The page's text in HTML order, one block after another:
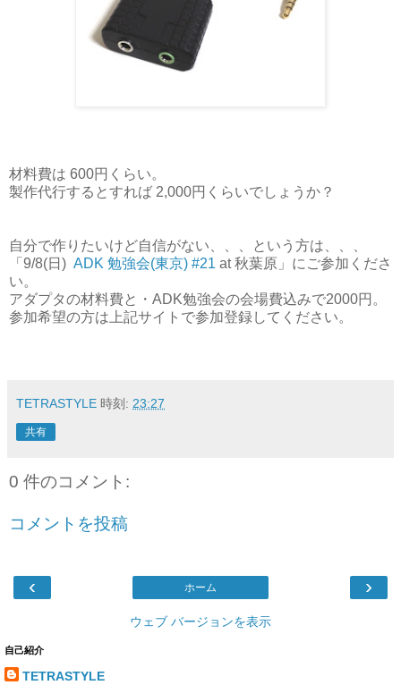
材料費は 600円くらい。
製作代行するとすれば 2,000円くらいでしょうか？
自分で作りたいけど自信がない、、、という方は、、、
「9/8(日) ADK 勉強会(東京) #21 at 秋葉原」にご参加くださ
い。
アダプタの材料費と・ADK勉強会の会場費込みで2000円。
参加希望の方は上記サイトで参加登録してください。
TETRASTYLE 時刻: 23:27
共有
0 件のコメント:
コメントを投稿
‹ ›
ホーム
ウェブ バージョンを表示
自己紹介
TETRASTYLE